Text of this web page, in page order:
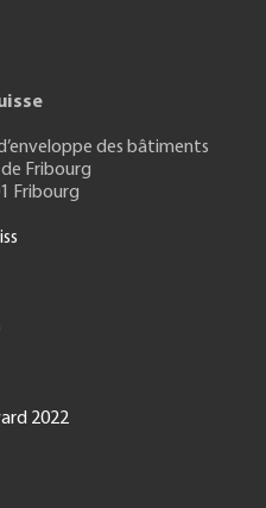
des bâtiments
Fribourg
Fribourg
2022